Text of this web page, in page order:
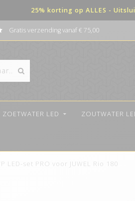
25% korting op ALLES -
Gratis verzending vanaf € 75,00
ZOETWATER LED ZOUTWATER
LED-set PRO voor JUWEL Rio 180